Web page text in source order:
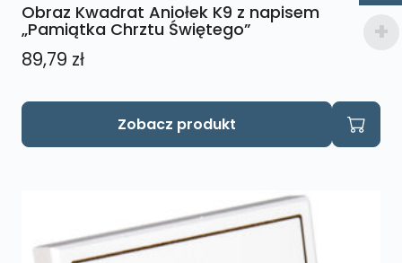
Obraz Kwadrat Aniołek K9 z napisem
„Pamiątka Chrztu Świętego”
89,79 zł
Zobacz produkt